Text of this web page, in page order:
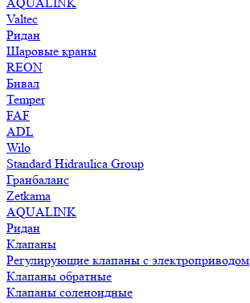
Valtec
Ридан
Шаровые краны
REON
Бивал
Temper
FAF
ADL
Wilo
Standard Hidraulica Group
Гранбаланс
Zetkama
AQUALINK
Ридан
Клапаны
Регулирующие клапаны с электроприводом
Клапаны обратные
Клапаны соленоидные